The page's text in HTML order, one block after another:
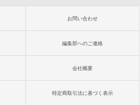
お問い合わせ
編集部へのご連絡
会社概要
特定商取引法に基づく表示